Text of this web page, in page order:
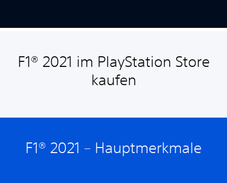
F1® 2021 im PlayStation Store
kaufen
F1® 2021 – Hauptmerkmale